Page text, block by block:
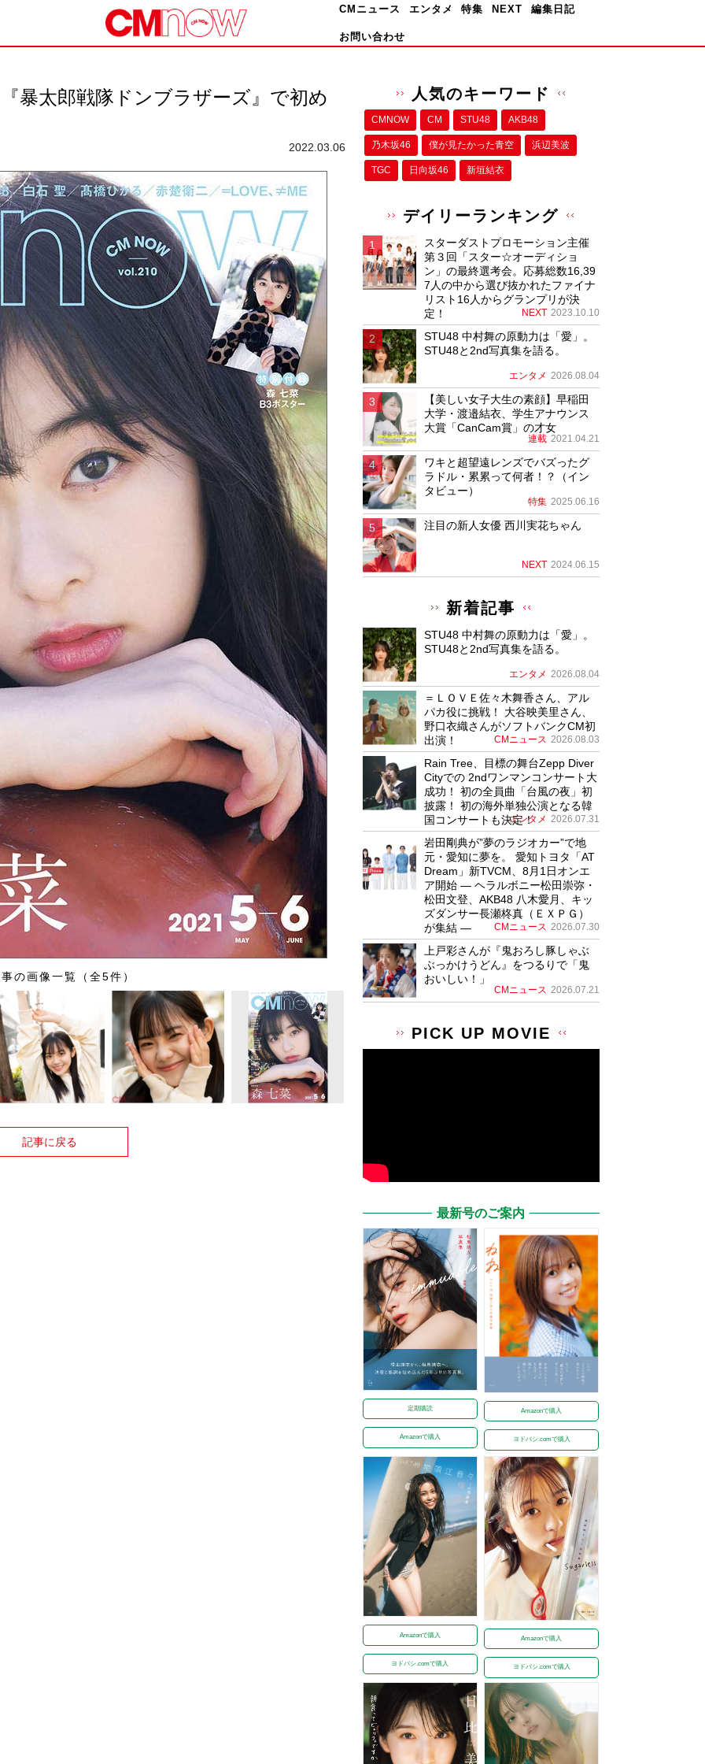
CMニュース エンタメ 特集 NEXT 編集日記
お問い合わせ
暴太郎戦隊ドンブラザーズ』で初め
2022.03.06
の画像一覧（全5件）
記事に戻る
人気のキーワード
CMNOW CM STU48 AKB48
乃木坂46 僕が⾒たかった⻘空 浜辺美波
TGC 日向坂46 新垣結衣
デイリーランキング
スターダストプロモーション主催
第３回「スター☆オーディショ
ン」の最終選考会。応募総数16,39
7人の中から選び抜かれたファイナ
リスト16人からグランプリが決
定！
NEXT 2023.10.10
STU48 中村舞の原動力は「愛」。
STU48と2nd写真集を語る。
エンタメ 2026.08.04
【美しい女子大生の素顔】早稲田
大学・渡邉結衣、学生アナウンス
大賞「CanCam賞」の才女
連載 2021.04.21
ワキと超望遠レンズでバズったグ
ラドル・累累って何者！？（イン
タビュー）
特集 2025.06.16
注目の新人女優 西川実花ちゃん
NEXT 2024.06.15
新着記事
STU48 中村舞の原動力は「愛」。
STU48と2nd写真集を語る。
エンタメ 2026.08.04
＝ＬＯＶＥ佐々木舞香さん、アル
パカ役に挑戦！ 大谷映美里さん、
野口衣織さんがソフトバンクCM初
出演！
CMニュース 2026.08.03
Rain Tree、目標の舞台Zepp Diver
Cityでの 2ndワンマンコンサート大
成功！ 初の全員曲「台風の夜」初
披露！ 初の海外単独公演となる韓
国コンサートも決定！
エンタメ 2026.07.31
岩田剛典が”夢のラジオカー”で地
元・愛知に夢を。 愛知トヨタ「AT
Dream」新TVCM、8月1日オンエ
ア開始 ― ヘラルボニー松田崇弥・
松田文登、AKB48 八木愛月、キッ
ズダンサー長瀬柊真（ＥＸＰＧ）
が集結 ―
CMニュース 2026.07.30
上戸彩さんが『鬼おろし豚しゃぶ
ぶっかけうどん』をつるりで「鬼
おいしい！」
CMニュース 2026.07.21
PICK UP MOVIE
最新号のご案内
定期購読
Amazonで購入
Amazonで購入
ヨドバシ.comで購入
Amazonで購入
ヨドバシ.comで購入
Amazonで購入
ヨドバシ.comで購入